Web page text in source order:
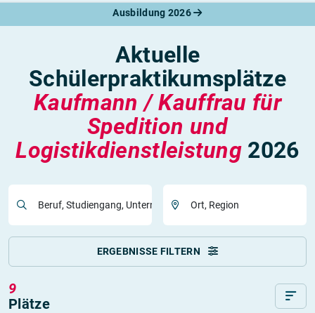
Ausbildung 2026
Aktuelle
Schülerpraktikumsplätze
Kaufmann / Kauffrau für
Spedition und
Logistikdienstleistung 2026
Beruf, Studiengang, Unternehmen Ort, Region
ERGEBNISSE FILTERN
9
Plätze